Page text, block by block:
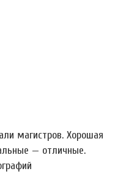
магистров. Хорошая
— отличные.